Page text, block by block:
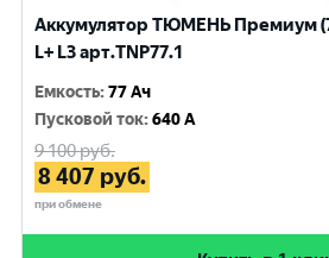
Аккумулятор ТЮМЕНЬ Премиум
L+ L3 арт.TNP77.1
Емкость:77 Ач
Пусковой ток:640 A
9 100руб.
8 407 руб.
при обмене